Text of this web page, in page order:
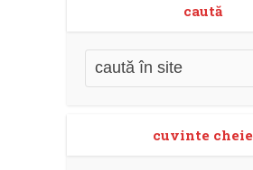
caută
cuvinte cheie